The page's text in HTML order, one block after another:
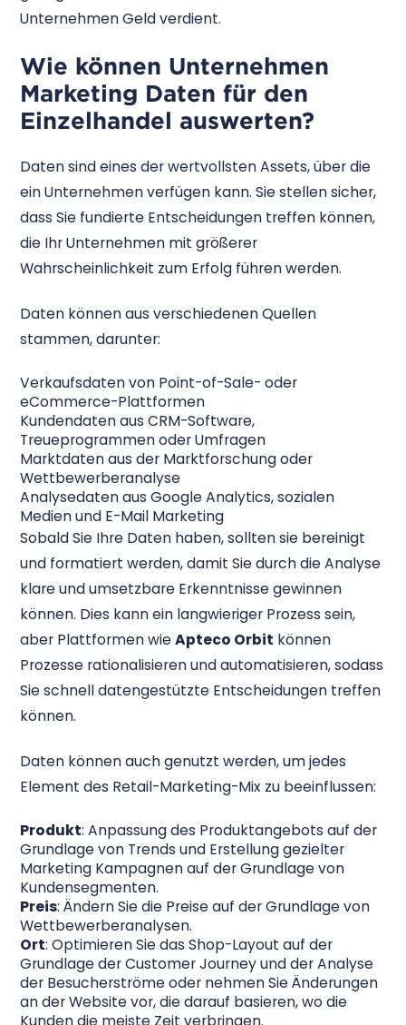
Unternehmen Geld verdient.
Wie können Unternehmen
Marketing Daten für den
Einzelhandel auswerten?
Daten sind eines der wertvollsten Assets, über die
ein Unternehmen verfügen kann. Sie stellen sicher,
dass Sie fundierte Entscheidungen treffen können,
die Ihr Unternehmen mit größerer
Wahrscheinlichkeit zum Erfolg führen werden.
Daten können aus verschiedenen Quellen
stammen, darunter:
Verkaufsdaten von Point-of-Sale- oder
eCommerce-Plattformen
Kundendaten aus CRM-Software,
Treueprogrammen oder Umfragen
Marktdaten aus der Marktforschung oder
Wettbewerberanalyse
Analysedaten aus Google Analytics, sozialen
Medien und E-Mail Marketing
Sobald Sie Ihre Daten haben, sollten sie bereinigt
und formatiert werden, damit Sie durch die Analyse
klare und umsetzbare Erkenntnisse gewinnen
können. Dies kann ein langwieriger Prozess sein,
aber Plattformen wieApteco Orbit können
Prozesse rationalisieren und automatisieren, sodass
Sie schnell datengestützte Entscheidungen treffen
können.
Daten können auch genutzt werden, um jedes
Element des Retail-Marketing-Mix zu beeinflussen:
Produkt: Anpassung des Produktangebots auf der
Grundlage von Trends und Erstellung gezielter
Marketing Kampagnen auf der Grundlage von
Kundensegmenten.
Preis: Ändern Sie die Preise auf der Grundlage von
Wettbewerberanalysen.
Ort: Optimieren Sie das Shop-Layout auf der
Grundlage der Customer Journey und der Analyse
der Besucherströme oder nehmen Sie Änderungen
an der Website vor, die darauf basieren, wo die
Kunden die meiste Zeit verbringen.